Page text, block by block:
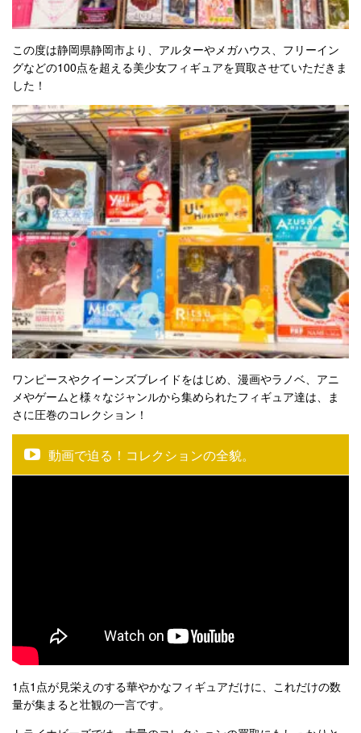
この度は静岡県静岡市より、アルターやメガハウス、フリーイン
グなどの100点を超える美少女フィギュアを買取させていただきま
した！
ワンピースやクイーンズブレイドをはじめ、漫画やラノベ、アニ
メやゲームと様々なジャンルから集められたフィギュア達は、ま
さに圧巻のコレクション！
動画で迫る！コレクションの全貌。
1点1点が見栄えのする華やかなフィギュアだけに、これだけの数
量が集まると壮観の一言です。